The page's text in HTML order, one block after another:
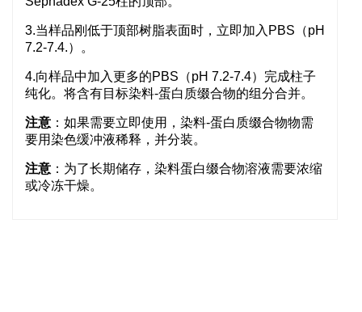
3.当样品刚低于顶部树脂表面时，立即加入PBS（pH
7.2-7.4.）。
4.向样品中加入更多的PBS（pH 7.2-7.4）完成柱子
纯化。将含有目标染料-蛋白质缀合物的组分合并。
注意 ：如果需要立即使用，染料-蛋白质缀合物物需
要用染色缓冲液稀释，并分装。
注意 ：为了长期储存，染料蛋白缀合物溶液需要浓缩
或冷冻干燥。